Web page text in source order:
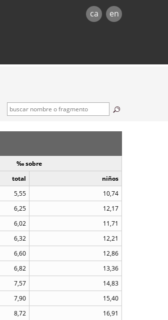
ca en
‰ sobre
total
niños
5,55
10,74
6,25
12,17
6,02
11,71
6,32
12,21
6,60
12,86
6,82
13,36
7,57
14,83
7,90
15,40
8,72
16,91